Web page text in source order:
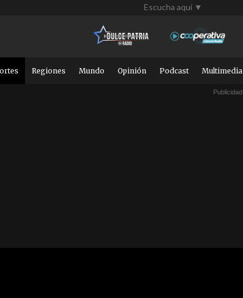
Escucha aquí ▼
Regiones Mundo Opinión Podcast Multimedia